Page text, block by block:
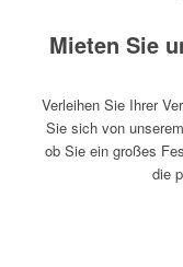
Mieten Sie
Verleihen Sie Ihrer
Sie sich von
ob Sie ein großes
die